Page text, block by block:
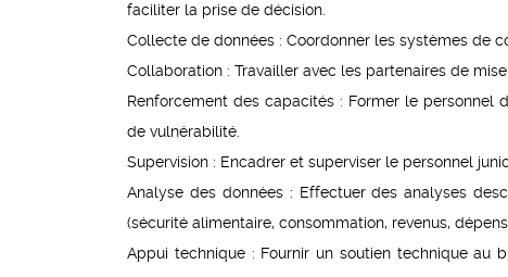
faciliter la prise de décision.
Collecte de données : Coordonner les systèmes de
Collaboration : Travailler avec les partenaires de
Renforcement des capacités : Former le personnel
de vulnérabilité.
Supervision : Encadrer et superviser le personnel
Analyse des données : Effectuer des analyses
(sécurité alimentaire, consommation, revenus,
Appui technique : Fournir un soutien technique